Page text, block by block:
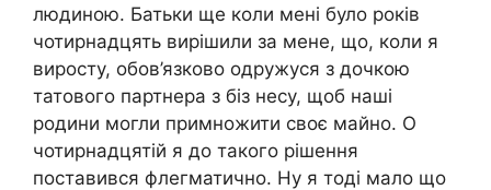
людиною. Батьки ще коли мені було років
чотирнадцять вирішили за мене, що, коли я
виросту, обов’язково одружуся з дочкою
татового партнера з біз несу, щоб наші
родини могли примножити своє майно. О
чотирнадцятій я до такого рішення
поставився флегматично. Ну я тоді мало що